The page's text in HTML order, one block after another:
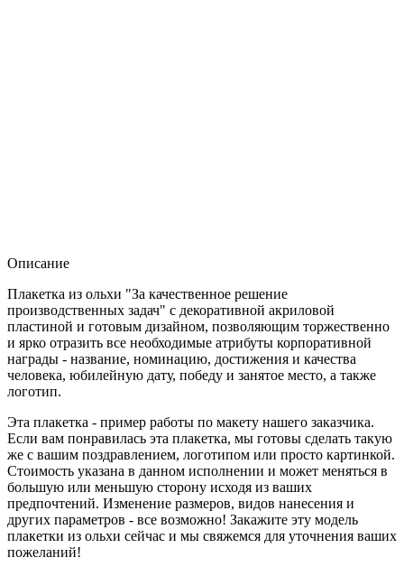
Описание
Плакетка из ольхи "За качественное решение
производственных задач" с декоративной акриловой
пластиной и готовым дизайном, позволяющим торжественно
и ярко отразить все необходимые атрибуты корпоративной
награды - название, номинацию, достижения и качества
человека, юбилейную дату, победу и занятое место, а также
логотип.
Эта плакетка - пример работы по макету нашего заказчика.
Если вам понравилась эта плакетка, мы готовы сделать такую
же с вашим поздравлением, логотипом или просто картинкой.
Стоимость указана в данном исполнении и может меняться в
большую или меньшую сторону исходя из ваших
предпочтений. Изменение размеров, видов нанесения и
других параметров - все возможно! Закажите эту модель
плакетки из ольхи сейчас и мы свяжемся для уточнения ваших
пожеланий!